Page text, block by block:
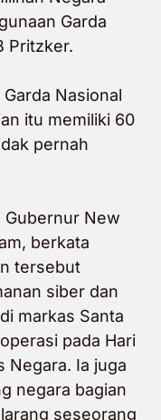
Garda
Pritzker.
Nasional
itu memiliki 60
pernah
Gubernur New
berkata
tersebut
siber dan
markas Santa
pada Hari
Negara. Ia juga
negara bagian
seseorang